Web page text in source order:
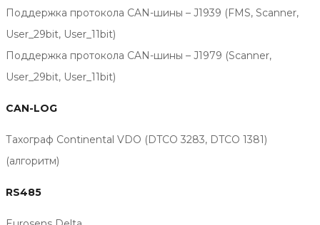
Поддержка протокола CAN-шины – J1939 (FMS, Scanner,
User_29bit, User_11bit)
Поддержка протокола CAN-шины – J1979 (Scanner,
User_29bit, User_11bit)
CAN-LOG
Тахограф Continental VDO (DTCO 3283, DTCO 1381)
(алгоритм)
RS485